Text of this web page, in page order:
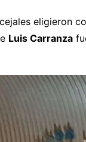
eligieron
Luis Carranza